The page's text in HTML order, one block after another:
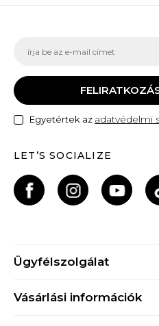
Egyetértek az adatvédelmi
LET’S SOCIALIZE
Ügyfélszolgálat
Vásárlási információk